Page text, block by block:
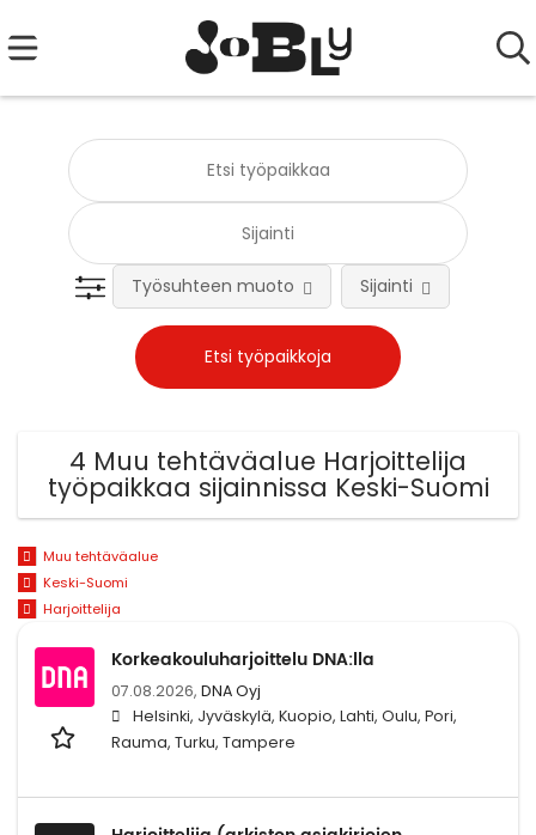
Työsuhteen muoto Sijainti
4 Muu tehtäväalue Harjoittelija
työpaikkaa sijainnissa Keski-Suomi
Muu tehtäväalue
Keski-Suomi
Harjoittelija
Korkeakouluharjoittelu DNA:lla
07.08.2026, DNA Oyj
Helsinki, Jyväskylä, Kuopio, Lahti, Oulu, Pori,
Rauma, Turku, Tampere